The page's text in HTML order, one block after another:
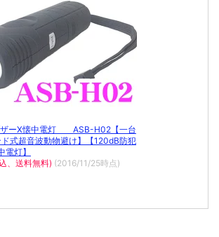
ザーX懐中電灯 ASB-H02【一台
式超音波動物避け】【120dB防犯
灯】
、送料無料) (2016/11/25時点)